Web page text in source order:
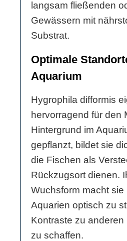
langsam fließenden
Gewässern mit
Substrat.
Optimale
Aquarium
Hygrophila difformis
hervorragend für den
Hintergrund im
gepflanzt, bildet sie
die Fischen als
Rückzugsort dienen.
Wuchsform macht sie
Aquarien optisch zu
Kontraste zu anderen
zu schaffen.